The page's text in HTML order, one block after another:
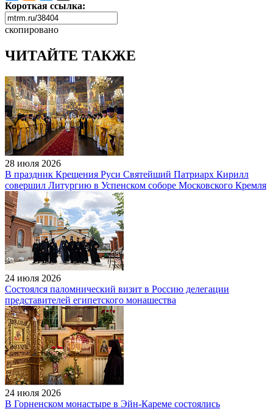
Короткая ссылка:
скопировано
ЧИТАЙТЕ ТАКЖЕ
28 июля 2026
В праздник Крещения Руси Святейший Патриарх Кирилл
совершил Литургию в Успенском соборе Московского Кремля
24 июля 2026
Состоялся паломнический визит в Россию делегации
представителей египетского монашества
24 июля 2026
В Горненском монастыре в Эйн-Кареме состоялись